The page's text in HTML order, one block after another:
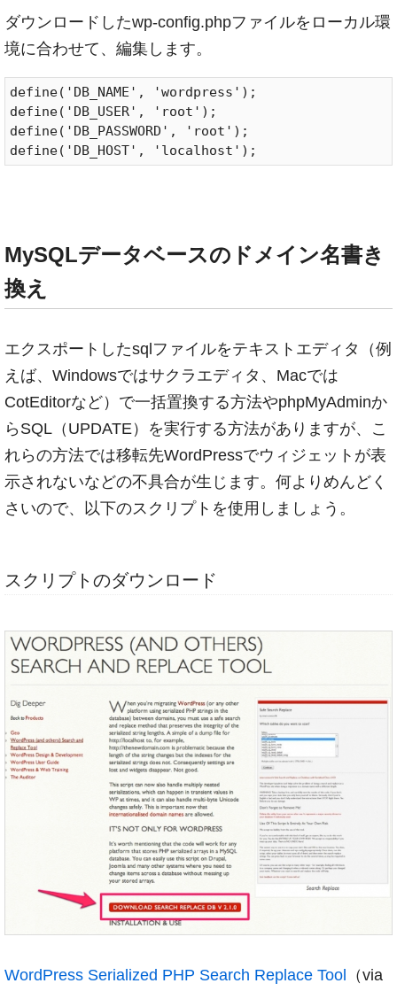
ダウンロードしたwp-config.phpファイルをローカル環
境に合わせて、編集します。
define('DB_NAME', 'wordpress');
define('DB_USER', 'root');
define('DB_PASSWORD', 'root');
MySQLデータベースのドメイン名書き
換え
エクスポートしたsqlファイルをテキストエディタ（例
えば、Windowsではサクラエディタ、Macでは
CotEditorなど）で一括置換する方法やphpMyAdminか
らSQL（UPDATE）を実行する方法がありますが、こ
れらの方法では移転先WordPressでウィジェットが表
示されないなどの不具合が生じます。何よりめんどく
さいので、以下のスクリプトを使用しましょう。
スクリプトのダウンロード
WordPress Serialized PHP Search Replace Tool （via